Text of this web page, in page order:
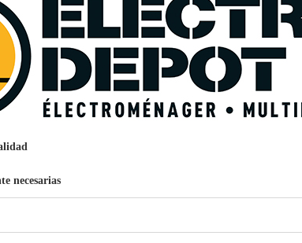
1,1L Limpia Sofás Alfombras Coche SP3
159€ 96
Pago aplazos
EcoTank EPSON ET-2861
necesarias